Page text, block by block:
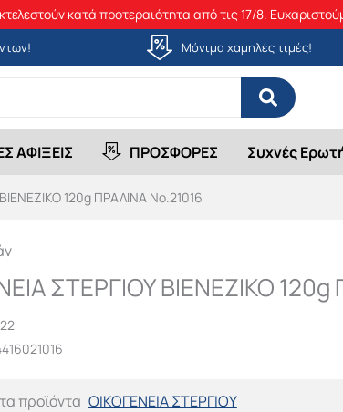
κατά προτεραιότητα από τις 17/8.
Μόνιμα χαμηλές τιμές!
ΑΦΙΞΕΙΣ ΠΡΟΣΦΟΡΕΣ Συχνές
120g ΠΡΑΛΙΝΑ Νο.21016
ΣΤΕΡΓΙΟΥ ΒΙΕΝΕΖΙΚΟ
προϊόντα ΟΙΚΟΓΕΝΕΙΑ ΣΤΕΡΓΙΟΥ